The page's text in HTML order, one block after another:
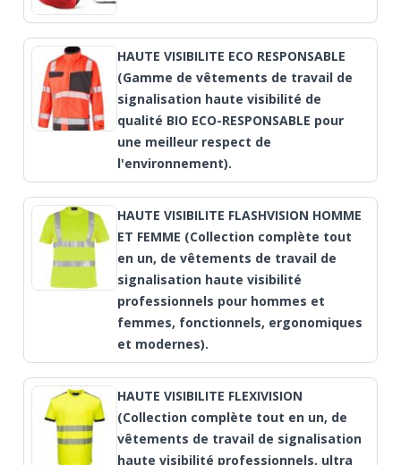
HAUTE VISIBILITE ECO RESPONSABLE
(Gamme de vêtements de travail de
signalisation haute visibilité de
qualité BIO ECO-RESPONSABLE pour
une meilleur respect de
l'environnement).
HAUTE VISIBILITE FLASHVISION HOMME
ET FEMME (Collection complète tout
en un, de vêtements de travail de
signalisation haute visibilité
professionnels pour hommes et
femmes, fonctionnels, ergonomiques
et modernes).
HAUTE VISIBILITE FLEXIVISION
(Collection complète tout en un, de
vêtements de travail de signalisation
haute visibilité professionnels, ultra